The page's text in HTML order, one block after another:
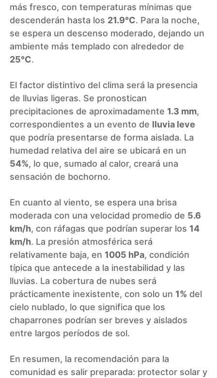
más fresco, con temperaturas mínimas que
descenderán hasta los 21.9°C. Para la noche,
se espera un descenso moderado, dejando un
ambiente más templado con alrededor de
25°C.
El factor distintivo del clima será la presencia
de lluvias ligeras. Se pronostican
precipitaciones de aproximadamente 1.3 mm,
correspondientes a un evento de lluvia leve
que podría presentarse de forma aislada. La
humedad relativa del aire se ubicará en un
54%, lo que, sumado al calor, creará una
sensación de bochorno.
En cuanto al viento, se espera una brisa
moderada con una velocidad promedio de 5.6
km/h, con ráfagas que podrían superar los 14
km/h. La presión atmosférica será
relativamente baja, en 1005 hPa, condición
típica que antecede a la inestabilidad y las
lluvias. La cobertura de nubes será
prácticamente inexistente, con solo un 1% del
cielo nublado, lo que significa que los
chaparrones podrían ser breves y aislados
entre largos períodos de sol.
En resumen, la recomendación para la
comunidad es salir preparada: protector solar y